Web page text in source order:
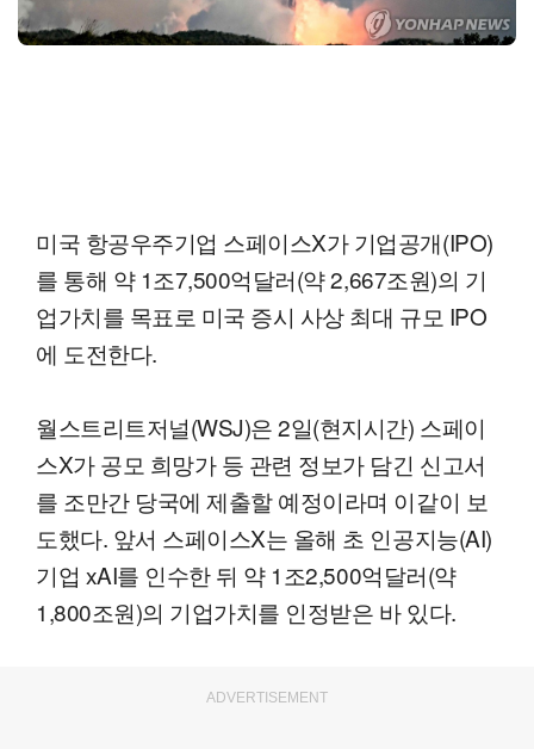
미국 항공우주기업 스페이스X가 기업공개(IPO)
를 통해 약 1조7,500억달러(약 2,667조원)의 기
업가치를 목표로 미국 증시 사상 최대 규모 IPO
에 도전한다.
월스트리트저널(WSJ)은 2일(현지시간) 스페이
스X가 공모 희망가 등 관련 정보가 담긴 신고서
를 조만간 당국에 제출할 예정이라며 이같이 보
도했다. 앞서 스페이스X는 올해 초 인공지능(AI)
기업 xAI를 인수한 뒤 약 1조2,500억달러(약
1,800조원)의 기업가치를 인정받은 바 있다.
ADVERTISEMENT